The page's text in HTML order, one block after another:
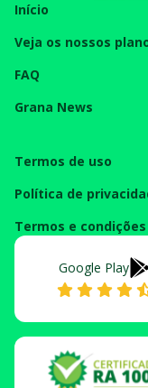
Início
Veja os nossos
FAQ
Grana News
Termos de uso
Política de
Termos e
Google Play